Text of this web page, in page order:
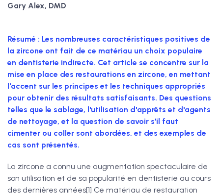
Gary Alex, DMD
Résumé : Les nombreuses caractéristiques positives de
la zircone ont fait de ce matériau un choix populaire
en dentisterie indirecte. Cet article se concentre sur la
mise en place des restaurations en zircone, en mettant
l'accent sur les principes et les techniques appropriés
pour obtenir des résultats satisfaisants. Des questions
telles que le sablage, l'utilisation d'apprêts et d'agents
de nettoyage, et la question de savoir s'il faut
cimenter ou coller sont abordées, et des exemples de
cas sont présentés.
La zircone a connu une augmentation spectaculaire de
son utilisation et de sa popularité en dentisterie au cours
des dernières années[1] Ce matériau de restauration